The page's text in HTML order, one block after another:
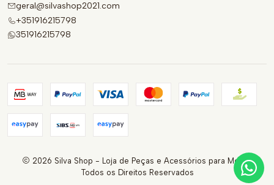
geral@silvashop2021.com
+351916215798
351916215798
2026 Silva Shop - Loja de Peças e Acessórios para Motas.
Todos os Direitos Reservados